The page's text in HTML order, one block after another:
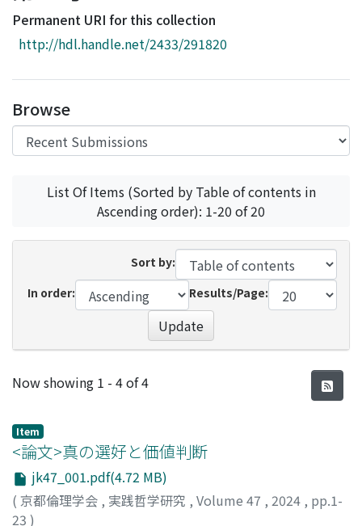
Download Ranking
Access Statistics
Permanent URI for this collection
http://hdl.handle.net/2433/291820
Browse
List Of Items (Sorted by Table of contents in
Ascending order): 1-20 of 20
Sort by:
In order:
Results/Page:
Update
Recent Submissions
Now showing 1 - 4 of 4
Item
<論文>真の選好と価値判断
jk47_001.pdf(4.72 MB)
( 京都倫理学会 , 実践哲学研究 , Volume 47 , 2024 , pp.1-
23 )